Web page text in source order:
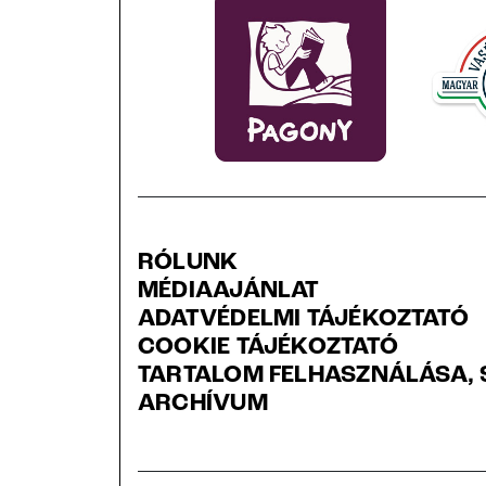
RÓLUNK
MÉDIAAJÁNLAT
ADATVÉDELMI TÁJÉKOZTATÓ
COOKIE TÁJÉKOZTATÓ
TARTALOM FELHASZNÁLÁSA,
ARCHÍVUM